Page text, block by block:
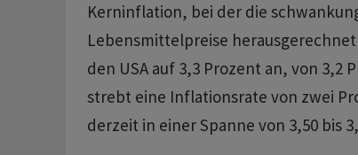
Kerninflation, bei der die
Lebensmittelpreise
den USA auf 3,3 ​Prozent an, von 3,2
strebt eine Inflationsrate von ​zwei
derzeit in einer Spanne von 3,50 bis